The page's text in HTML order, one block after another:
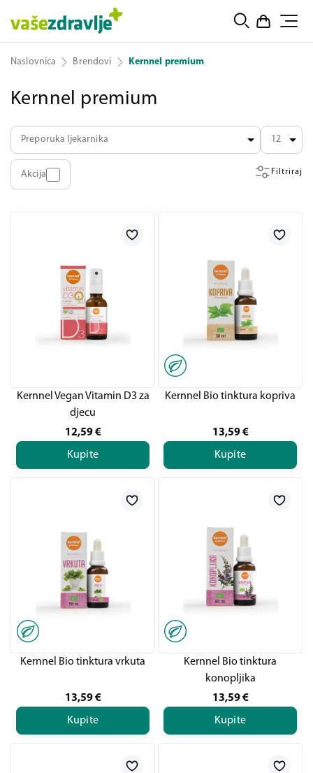
Naslovnica Brendovi Kernnel premium
Kernnel premium
Filtriraj
Akcija
Preporuka ljekarnika 12
Kernnel Vegan Vitamin D3 za
djecu
12,59 €
Kupite
Kernnel Bio tinktura kopriva
13,59 €
Kupite
Kernnel Bio tinktura vrkuta
13,59 €
Kupite
Kernnel Bio tinktura
konopljika
13,59 €
Kupite